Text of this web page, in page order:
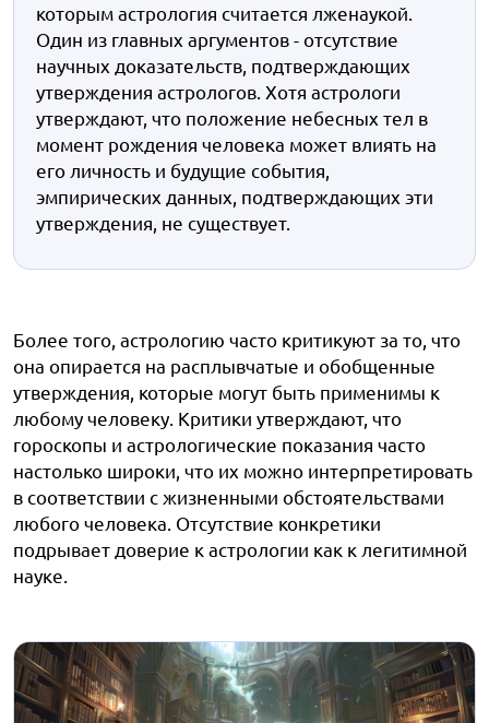
которым астрология считается лженаукой.
Один из главных аргументов - отсутствие
научных доказательств, подтверждающих
утверждения астрологов. Хотя астрологи
утверждают, что положение небесных тел в
момент рождения человека может влиять на
его личность и будущие события,
эмпирических данных, подтверждающих эти
утверждения, не существует.
Более того, астрологию часто критикуют за то, что
она опирается на расплывчатые и обобщенные
утверждения, которые могут быть применимы к
любому человеку. Критики утверждают, что
гороскопы и астрологические показания часто
настолько широки, что их можно интерпретировать
в соответствии с жизненными обстоятельствами
любого человека. Отсутствие конкретики
подрывает доверие к астрологии как к легитимной
науке.